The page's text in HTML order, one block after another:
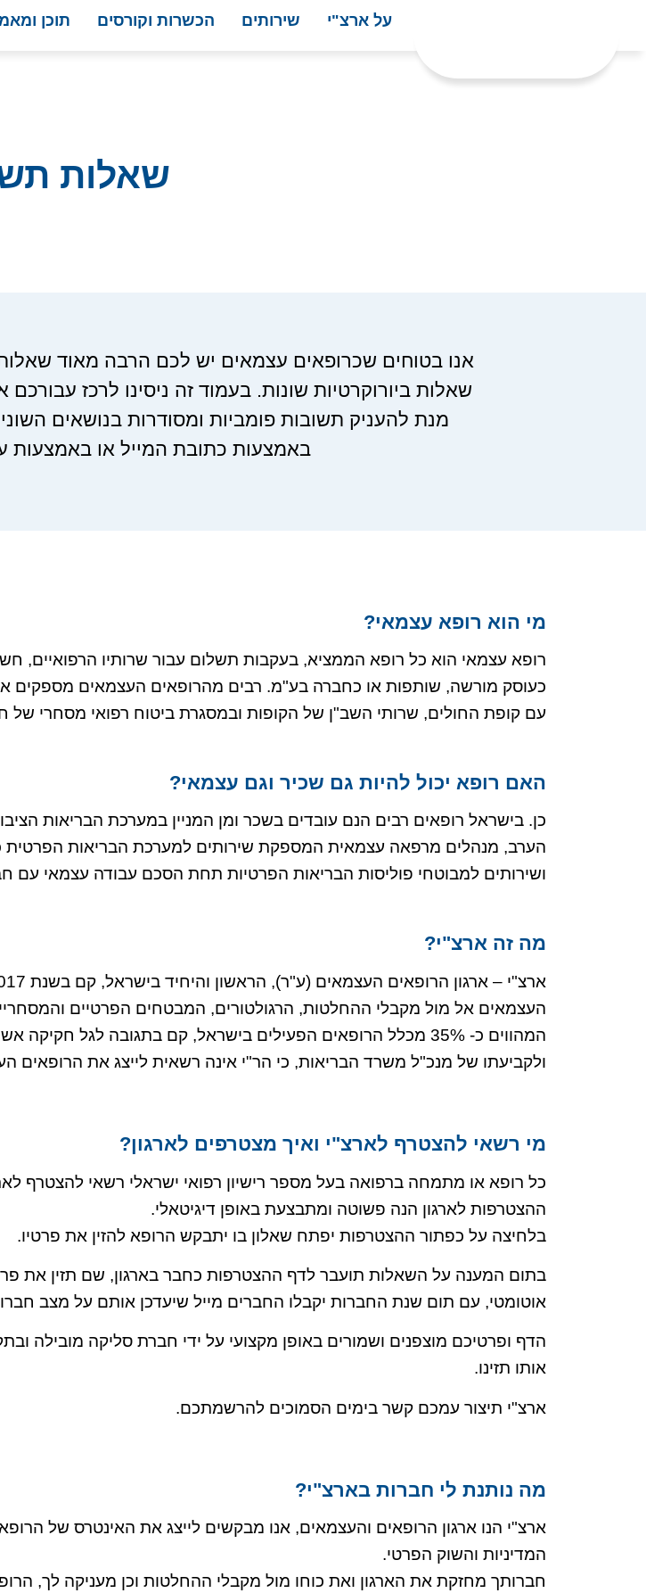
על ארצ"י שירותים הכשרות וקורסים תוכן
שאלות
אנו בטוחים שכרופאים עצמאים יש לכם הרבה מאוד
שאלות ביורוקרטיות שונות.בעמוד זה ניסינו לרכז
מנת להעניק תשובות פומביות ומסודרות בנושאים
באמצעות כתובת המייל או באמצעות
מי הוא רופא עצמאי?
רופא עצמאי הוא כל רופא הממציא, בעקבות תשלום עבור שרותיו הרפואיים,
כעוסק מורשה, שותפות או כחברה בע"מ. רבים מהרופאים העצמאים מספקים
עם קופת החולים, שרותי השב"ן של הקופות ובמסגרת ביטוח רפואי מסחרי של
האם רופא יכול להיות גם שכיר וגם עצמאי?
כן. בישראל רופאים רבים הנם עובדים בשכר ומן המניין במערכת הבריאות
הערב, מנהלים מרפאה עצמאית המספקת שירותים למערכת הבריאות הפרטית
ושירותים למבוטחי פוליסות הבריאות הפרטיות תחת הסכם עבודה עצמאי עם
מה זה ארצ"י?
המהווים כ- 35% מכלל הרופאים הפעילים בישראל, קם בתגובה לגל
ולקביעתו של מנכ"ל משרד הבריאות, כי הר"י אינה רשאית לייצג את הרופאים
מי רשאי להצטרף לארצ"י ואיך מצטרפים לארגון?
כל רופא או מתמחה ברפואה בעל מספר רישיון רפואי ישראלי רשאי להצטרף
ההצטרפות לארגון הנה פשוטה ומתבצעת באופן דיגיטאלי.
בלחיצה על כפתור ההצטרפות יפתח שאלון בו יתבקש הרופא להזין את פרטיו.
בתום המענה על השאלות תועבר לדף ההצטרפות כחבר בארגון, שם תזין את
אוטומטי, עם תום שנת החברות יקבלו החברים מייל שיעדכן אותם על מצב
הדף ופרטיכם מוצפנים ושמורים באופן מקצועי על ידי חברת סליקה מובילה
אותו תזינו.
ארצ"י תיצור עמכם קשר בימים הסמוכים להרשמתכם.
מה נותנת לי חברות בארצ"י?
ארצ"י הנו ארגון הרופאים והעצמאים, אנו מבקשים לייצג את האינטרס של
המדיניות והשוק הפרטי.
חברותך מחזקת את הארגון ואת כוחו מול מקבלי ההחלטות וכן מעניקה לך,